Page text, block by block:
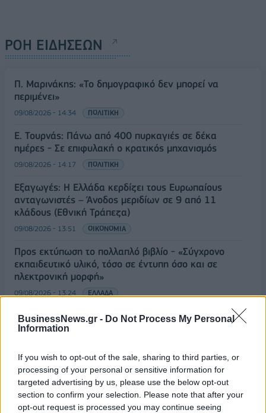
BusinessNews.gr - Do Not Process My Personal
Information
If you wish to opt-out of the sale, sharing to third parties, or
processing of your personal or sensitive information for
targeted advertising by us, please use the below opt-out
section to confirm your selection. Please note that after your
opt-out request is processed you may continue seeing
ΡΟΗ ΕΙΔΗΣΕΩΝ
Π. Μαρινάκης: «Το δημογραφικό δεν μπορεί να
περιμένει»
09/08/2026 - 14:34 ΠΟΛΙΤΙΚΗ
Ε. Τουρνάς: Πάνω από 400 πυρκαγιές σε δέκα
ημέρες - Σε επιφυλακή ο κρατικός μηχανισμός
09/08/2026 - 14:17 ΠΟΛΙΤΙΚΗ
Εξαγωγές: Η Ελλάδα κερδίζει τους Ευρωπαίους
ανταγωνιστές – Άνοδος μεριδίων σε 9 από 11
κλάδους (Εθνική Τράπεζα)
09/08/2026 - 13:51 ΟΙΚΟΝΟΜΙΑ
Προς εκτύπωση το πολλαπλό βιβλίο - «Σύγχρονο
εκπαιδευτικό υλικό, τόσο σε έντυπη όσο και σε
ηλεκτρονική μορφή»
09/08/2026 - 13:24 ΕΛΛΑΔΑ
Γερμανία: Το Βερολίνο θα επεκτείνει την έρευνα για
την ασφάλεια από τα drones μετά το περιστατικό σε
09/08/2026 - 12:57 ΚΟΣΜΟΣ
Αυξημένη η επιβατική κίνηση από το λιμάνι του
Πειραιά – Περίπου 60.000 ταξίδεψαν Παρασκευή
και Σάββατο